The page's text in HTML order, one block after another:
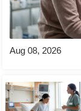
Aug 08, 2026